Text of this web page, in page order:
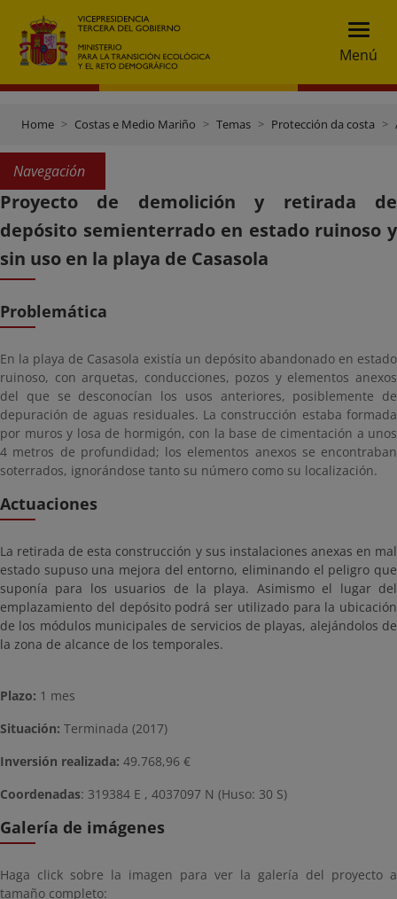
Menú
Home Costas e Medio Mariño Temas Protección da costa
Navegación
Proyecto de demolición y retirada de
depósito semienterrado en estado ruinoso y
sin uso en la playa de Casasola
Problemática
En la playa de Casasola existía un depósito abandonado en estado
ruinoso, con arquetas, conducciones, pozos y elementos anexos
del que se desconocían los usos anteriores, posiblemente de
depuración de aguas residuales. La construcción estaba formada
por muros y losa de hormigón, con la base de cimentación a unos
4 metros de profundidad; los elementos anexos se encontraban
soterrados, ignorándose tanto su número como su localización.
Actuaciones
La retirada de esta construcción y sus instalaciones anexas en mal
estado supuso una mejora del entorno, eliminando el peligro que
suponía para los usuarios de la playa. Asimismo el lugar del
emplazamiento del depósito podrá ser utilizado para la ubicación
de los módulos municipales de servicios de playas, alejándolos de
la zona de alcance de los temporales.
Plazo: 1 mes
Situación: Terminada (2017)
Inversión realizada: 49.768,96 €
Coordenadas: 319384 E , 4037097 N (Huso: 30 S)
Galería de imágenes
Haga click sobre la imagen para ver la galería del proyecto a
tamaño completo: